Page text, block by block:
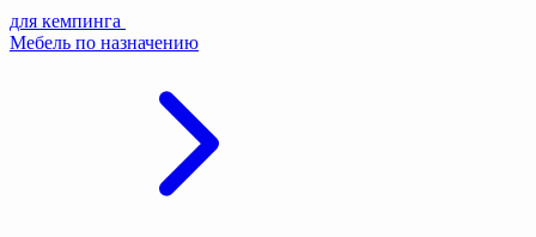
для кемпинга
Мебель по назначению